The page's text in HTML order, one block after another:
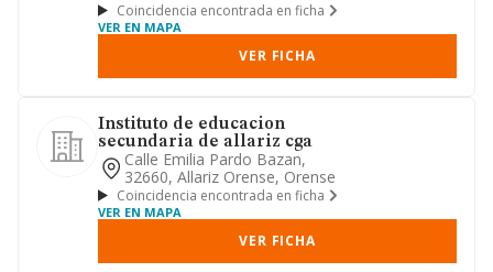
Coincidencia encontrada en ficha
VER EN MAPA
VER FICHA
Instituto de educacion
secundaria de allariz cga
Calle Emilia Pardo Bazan,
32660, Allariz Orense, Orense
Coincidencia encontrada en ficha
VER EN MAPA
VER FICHA